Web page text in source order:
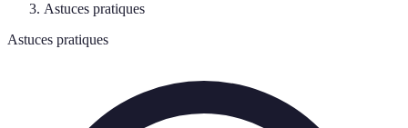
Astuces pratiques
Astuces pratiques